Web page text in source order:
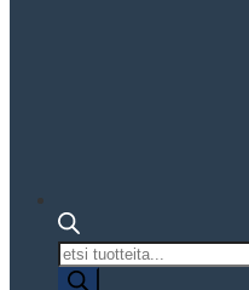
Tuotteiden
haku